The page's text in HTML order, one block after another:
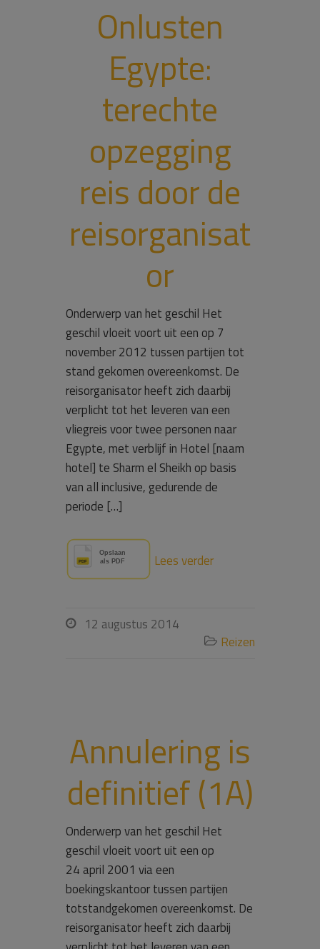
Onlusten
Egypte:
terechte
opzegging
reis door de
reisorganisat
or
Onderwerp van het geschil Het
geschil vloeit voort uit een op 7
november 2012 tussen partijen tot
stand gekomen overeenkomst. De
reisorganisator heeft zich daarbij
verplicht tot het leveren van een
vliegreis voor twee personen naar
Egypte, met verblijf in Hotel [naam
hotel] te Sharm el Sheikh op basis
van all inclusive, gedurende de
periode […]
Lees verder
 12 augustus 2014
 Reizen
Annulering is
definitief (1A)
Onderwerp van het geschil Het
geschil vloeit voort uit een op
24 april 2001 via een
boekingskantoor tussen partijen
totstandgekomen overeenkomst. De
reisorganisator heeft zich daarbij